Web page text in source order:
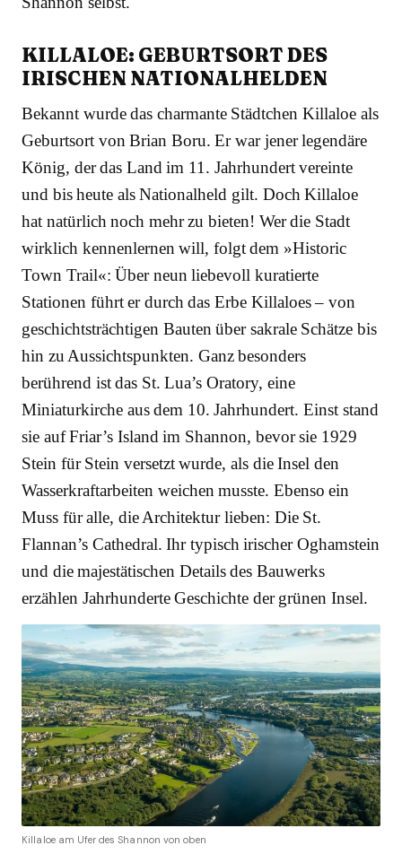
KILLALOE: GEBURTSORT DES
IRISCHEN NATIONALHELDEN
Bekannt wurde das charmante Städtchen Killaloe als
Geburtsort von Brian Boru. Er war jener legendäre
König, der das Land im 11. Jahrhundert vereinte
und bis heute als Nationalheld gilt. Doch Killaloe
hat natürlich noch mehr zu bieten! Wer die Stadt
wirklich kennenlernen will, folgt dem »Historic
Town Trail«: Über neun liebevoll kuratierte
Stationen führt er durch das Erbe Killaloes – von
geschichtsträchtigen Bauten über sakrale Schätze bis
hin zu Aussichtspunkten. Ganz besonders
berührend ist das St. Lua’s Oratory, eine
Miniaturkirche aus dem 10. Jahrhundert. Einst stand
sie auf Friar’s Island im Shannon, bevor sie 1929
Stein für Stein versetzt wurde, als die Insel den
Wasserkraftarbeiten weichen musste. Ebenso ein
Muss für alle, die Architektur lieben: Die St.
Flannan’s Cathedral. Ihr typisch irischer Oghamstein
und die majestätischen Details des Bauwerks
erzählen Jahrhunderte Geschichte der grünen Insel.
Killaloe am Ufer des Shannon von oben